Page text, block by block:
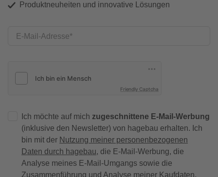
Produktneuheiten und innovative Lösungen
E-Mail-Adresse
Friendly Captcha
Ich möchte auf mich zugeschnittene E-Mail-Werbung
(inklusive den Newsletter) von hagebau erhalten. Ich
bin mit der Nutzung meiner personenbezogenen
Daten durch hagebau, die E-Mail-Werbung, die
Analyse meines E-Mail-Umgangs sowie die
Zusammenführung und Analyse meiner Kaufdaten,